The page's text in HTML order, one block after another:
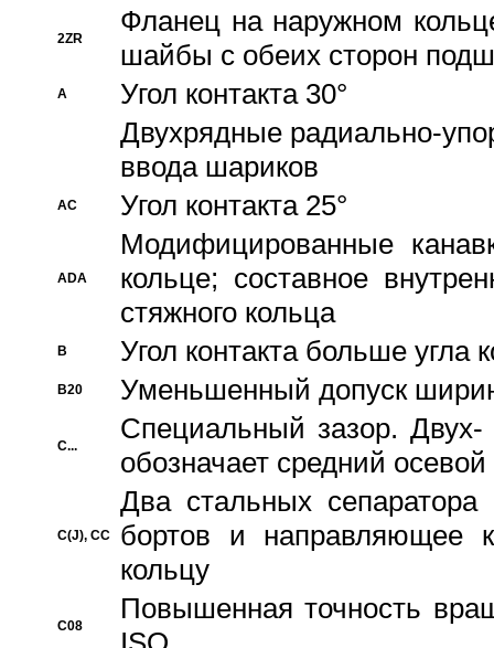
2ZR
Фланец на наружном
шайбы с обеих сторон
A
Угол контакта 30°
Двухрядные радиально-
ввода шариков
AC Угол контакта 25°
ADA
Модифицированные
кольце; составное
стяжного кольца
B Угол контакта больше угла
B20 Уменьшенный допуск
C...
Специальный зазор.
обозначает средний
C(J), CC
Два стальных сепаратора
бортов и направляющее
кольцу
C08
Повышенная точность